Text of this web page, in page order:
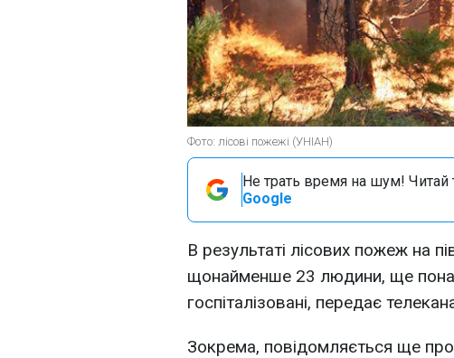
Фото: лісові пожежі (УНІАН)
Не трать время на шум! Читай
Google
В результаті лісових пожеж на
щонайменше 23 людини, ще
госпіталізовані, передає
Зокрема, повідомляється ще